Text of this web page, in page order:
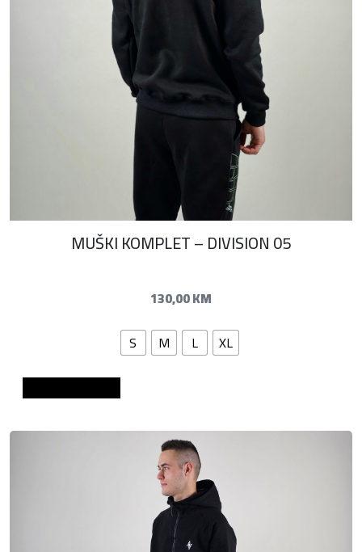
MUŠKI KOMPLET – DIVISION 05
130,00KM
S
M L
XL